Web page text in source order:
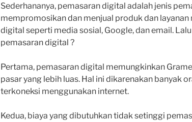
Sederhananya, pemasaran digital adalah jenis
mempromosikan dan menjual produk dan layanan
digital seperti media sosial, Google, dan email.
pemasaran digital ?
Pertama, pemasaran digital memungkinkan
pasar yang lebih luas. Hal ini dikarenakan banyak
terkoneksi menggunakan internet.
Kedua, biaya yang dibutuhkan tidak setinggi